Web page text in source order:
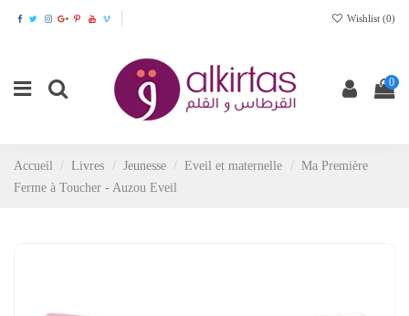
Wishlist (0)
0
Accueil Livres Jeunesse Eveil et maternelle
Ma Première
Ferme à Toucher - Auzou Eveil